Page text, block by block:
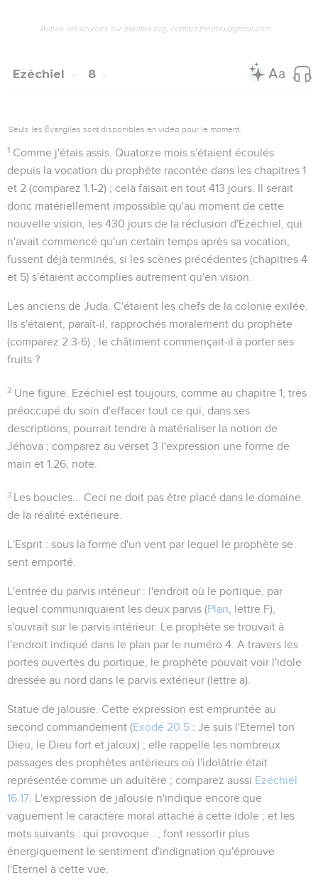
Autres ressources sur theotex.org, contact theotex@gmail.com
Ezéchiel 8
Seuls les Évangiles sont disponibles en vidéo pour le moment.
1 Comme j'étais assis . Quatorze mois s'étaient écoulés
depuis la vocation du prophète racontée dans les chapitres 1
et 2 (comparez 1.1-2) ; cela faisait en tout 413 jours. Il serait
donc matériellement impossible qu'au moment de cette
nouvelle vision, les 430 jours de la réclusion d'Ezéchiel, qui
n'avait commencé qu'un certain temps après sa vocation,
fussent déjà terminés, si les scènes précédentes (chapitres 4
et 5) s'étaient accomplies autrement qu'en vision.
Les anciens de Juda . C'étaient les chefs de la colonie exilée.
Ils s'étaient, paraît-il, rapprochés moralement du prophète
(comparez 2.3-6) ; le châtiment commençait-il à porter ses
fruits ?
2 Une figure . Ezéchiel est toujours, comme au chapitre 1, très
préoccupé du soin d'effacer tout ce qui, dans ses
descriptions, pourrait tendre à matérialiser la notion de
Jéhova ; comparez au verset 3 l'expression une forme de
main et 1.26 , note.
3 Les boucles...
Ceci ne doit pas être placé dans le domaine
de la réalité extérieure.
L'Esprit : sous la forme d'un vent par lequel le prophète se
sent emporté.
L'entrée du parvis intérieur : l'endroit où le portique, par
lequel communiquaient les deux parvis (Plan , lettre F),
s'ouvrait sur le parvis intérieur. Le prophète se trouvait à
l'endroit indiqué dans le plan par le numéro 4. A travers les
portes ouvertes du portique, le prophète pouvait voir l'idole
dressée au nord dans le parvis extérieur (lettre a).
Statue de jalousie . Cette expression est empruntée au
second commandement (Exode 20.5 : Je suis l'Eternel ton
Dieu, le Dieu fort et jaloux) ; elle rappelle les nombreux
passages des prophètes antérieurs où l'idolâtrie était
représentée comme un adultère ; comparez aussi Ezéchiel
16.17 . L'expression de jalousie n'indique encore que
vaguement le caractère moral attaché à cette idole ; et les
mots suivants : qui provoque...
, font ressortir plus
énergiquement le sentiment d'indignation qu'éprouve
l'Eternel à cette vue.